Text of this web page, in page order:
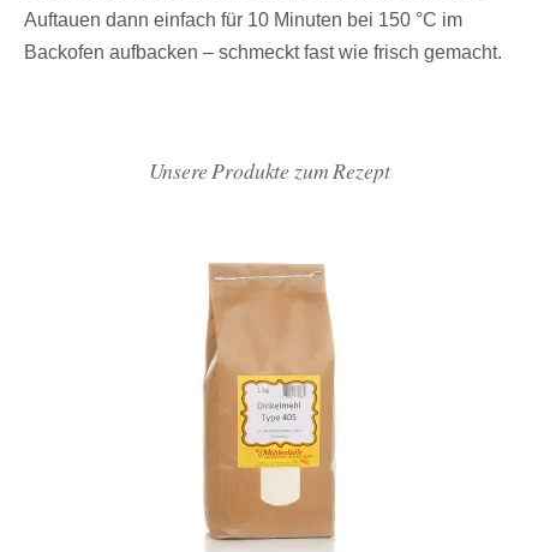
Auftauen dann einfach für 10 Minuten bei 150 °C im
Backofen aufbacken – schmeckt fast wie frisch gemacht.
Unsere Produkte zum Rezept